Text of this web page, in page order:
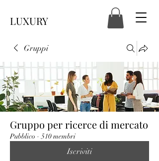
LUXURY
Gruppi
Gruppo per ricerce di mercato
Pubblico · 510 membri
Iscriviti